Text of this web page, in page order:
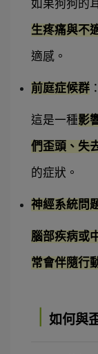
如果狗狗的
生疼痛與不
適感。
前庭症候群 ：
這是一種影
們歪頭、失
的症狀。
神經系統問
腦部疾病或
常會伴隨行
如何與